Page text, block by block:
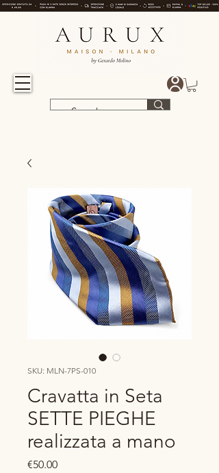
SKU: MLN-7PS-010
Cravatta in Seta
SETTE PIEGHE
realizzata a mano
€50.00Price